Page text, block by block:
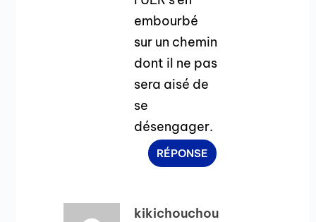
embourbé
sur un chemin
dont il ne pas
sera aisé de
se
désengager.
RÉPONSE
kikichouchou